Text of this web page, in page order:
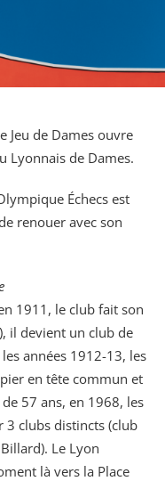
Jeu de Dames ouvre
Lyonnais de Dames.
Échecs est
renouer avec son
1911, le club fait son
il devient un club de
les années 1912-13, les
en tête commun et
57 ans, en 1968, les
3 clubs distincts (club
Le Lyon
là vers la Place